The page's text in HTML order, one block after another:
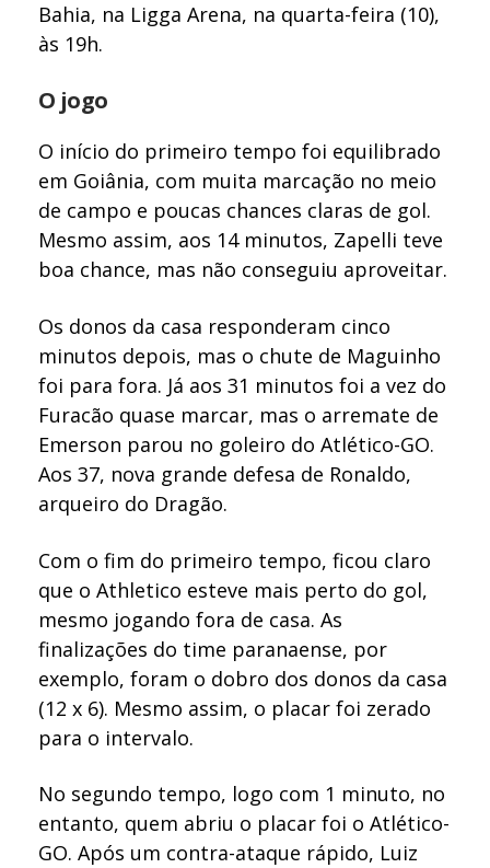
Bahia, na Ligga Arena, na quarta-feira (10),
às 19h.
O jogo
O início do primeiro tempo foi equilibrado
em Goiânia, com muita marcação no meio
de campo e poucas chances claras de gol.
Mesmo assim, aos 14 minutos, Zapelli teve
boa chance, mas não conseguiu aproveitar.
Os donos da casa responderam cinco
minutos depois, mas o chute de Maguinho
foi para fora. Já aos 31 minutos foi a vez do
Furacão quase marcar, mas o arremate de
Emerson parou no goleiro do Atlético-GO.
Aos 37, nova grande defesa de Ronaldo,
arqueiro do Dragão.
Com o fim do primeiro tempo, ficou claro
que o Athletico esteve mais perto do gol,
mesmo jogando fora de casa. As
finalizações do time paranaense, por
exemplo, foram o dobro dos donos da casa
(12 x 6). Mesmo assim, o placar foi zerado
para o intervalo.
No segundo tempo, logo com 1 minuto, no
entanto, quem abriu o placar foi o Atlético-
GO. Após um contra-ataque rápido, Luiz